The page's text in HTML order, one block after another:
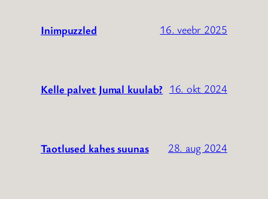
Inimpuzzled 16. veebr 2025
Kelle palvet Jumal kuulab? 16. okt 2024
Taotlused kahes suunas 28. aug 2024